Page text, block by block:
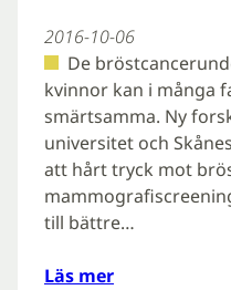
2016-10-06
De
kvinnor kan i många
smärtsamma. Ny
universitet och
att hårt tryck mot
till bättre…
Läs mer